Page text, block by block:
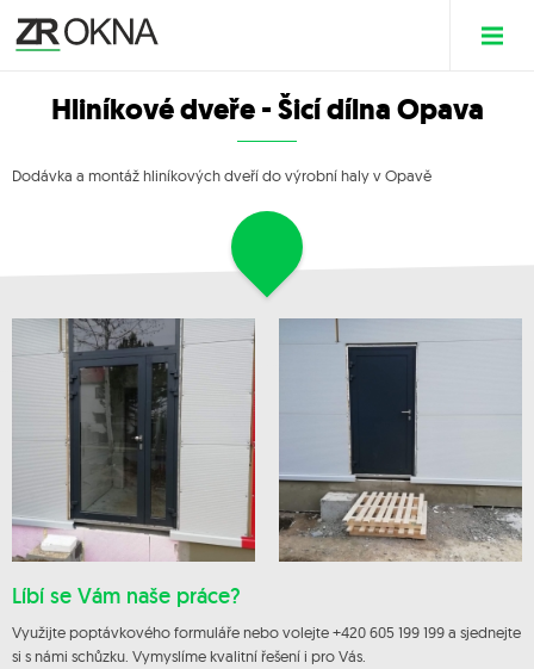
Hliníkové dveře - Šicí dílna Opava
Dodávka a montáž hliníkových dveří do výrobní haly v Opavě
Líbí se Vám naše práce?
Využijte poptávkového formuláře nebo volejte +420 605 199 199 a sjednejte
si s námi schůzku. Vymyslíme kvalitní řešení i pro Vás.